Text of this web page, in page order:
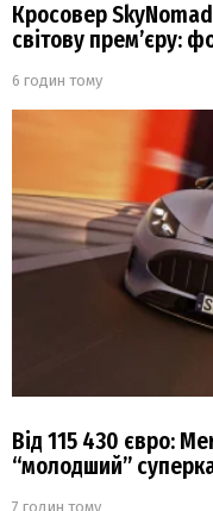
Кросовер
світову прем’єру:
6 годин тому
Від 115 430 євро:
“молодший”
7 годин тому